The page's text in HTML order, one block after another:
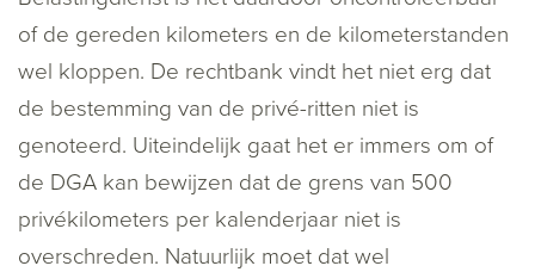
of de gereden kilometers en de kilometerstanden
wel kloppen. De rechtbank vindt het niet erg dat
de bestemming van de privé-ritten niet is
genoteerd. Uiteindelijk gaat het er immers om of
de DGA kan bewijzen dat de grens van 500
privékilometers per kalenderjaar niet is
overschreden. Natuurlijk moet dat wel